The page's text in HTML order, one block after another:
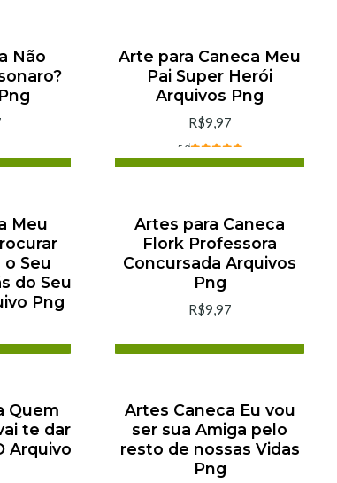
Não
Arte para Caneca Meu
Pai Super Herói
Arquivos Png
R$9,97
5.0
Meu
o Seu
do Seu
Png
Artes para Caneca
Flork Professora
Concursada Arquivos
Png
R$9,97
Quem
te dar
Arquivo
Artes Caneca Eu vou
ser sua Amiga pelo
resto de nossas Vidas
Png